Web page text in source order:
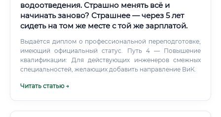
водоотведения. Страшно менять всё и
начинать заново? Страшнее — через 5 лет
сидеть на том же месте с той же зарплатой.
Выдаётся диплом о профессиональной переподготовке,
имеющий официальный статус. Путь 4 — Повышение
квалификации: Для действующих инженеров смежных
специальностей, желающих добавить направление ВиК.
Читать статью →